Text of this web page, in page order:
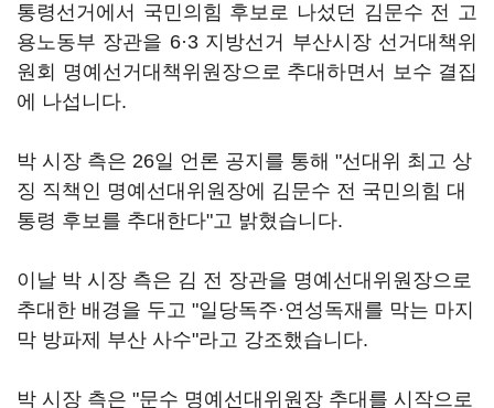
통령선거에서 국민의힘 후보로 나섰던 김문수 전 고
용노동부 장관을 6·3 지방선거 부산시장 선거대책위
원회 명예선거대책위원장으로 추대하면서 보수 결집
에 나섭니다.
박 시장 측은 26일 언론 공지를 통해 "선대위 최고 상
징 직책인 명예선대위원장에 김문수 전 국민의힘 대
통령 후보를 추대한다"고 밝혔습니다.
이날 박 시장 측은 김 전 장관을 명예선대위원장으로
추대한 배경을 두고 "일당독주·연성독재를 막는 마지
막 방파제 부산 사수"라고 강조했습니다.
박 시장 측은 "문수 명예선대위원장 추대를 시작으로